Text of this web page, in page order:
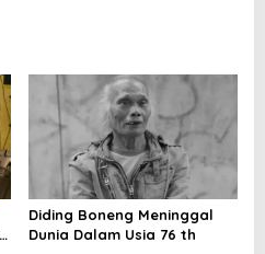
Diding Boneng Meninggal
Dunia Dalam Usia 76 th